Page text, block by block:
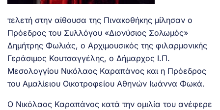
τελετή στην αίθουσα της Πινακοθήκης μίλησαν ο
Πρόεδρος του Συλλόγου «Διονύσιος Σολωμός»
Δημήτρης Φωλιάς, ο Αρχιμουσικός της φιλαρμονικής
Γεράσιμος Κουτσαγγέλης, ο Δήμαρχος Ι.Π.
Μεσολογγίου Νικόλαος Καραπάνος και η Πρόεδρος
του Αμαλίειου Οικοτροφείου Αθηνών Ιωάννα Φωκά.
Ο Νικόλαος Καραπάνος κατά την ομιλία του ανέφερε